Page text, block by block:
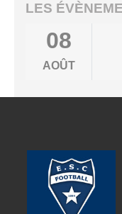
LES
08
AOÛT